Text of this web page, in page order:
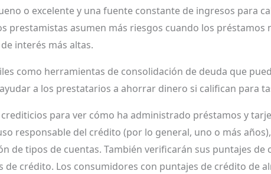
o excelente y una fuente constante de ingresos para
prestamistas asumen más riesgos cuando los préstamos
interés más altas.
como herramientas de consolidación de deuda que
a los prestatarios a ahorrar dinero si califican para
para ver cómo ha administrado préstamos y
responsable del crédito (por lo general, uno o más
de tipos de cuentas. También verificarán sus puntajes de
crédito. Los consumidores con puntajes de crédito de